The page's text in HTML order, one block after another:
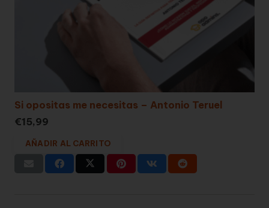
Si opositas me necesitas – Antonio Teruel
€15,99
AÑADIR AL CARRITO